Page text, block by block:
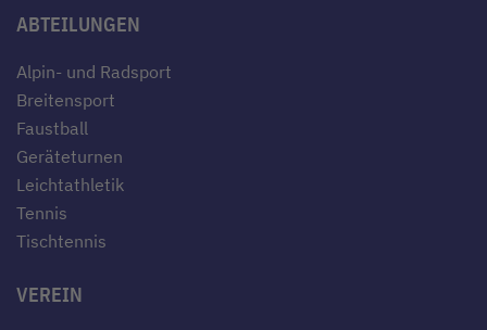
ABTEILUNGEN
Alpin- und Radsport
Breitensport
Faustball
Geräteturnen
Leichtathletik
Tennis
Tischtennis
VEREIN